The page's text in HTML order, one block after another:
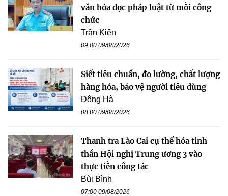
văn hóa đọc pháp luật từ mỗi công
chức
Trần Kiên
09:00 09/08/2026
Siết tiêu chuẩn, đo lường, chất lượng
hàng hóa, bảo vệ người tiêu dùng
Đông Hà
08:00 09/08/2026
Thanh tra Lào Cai cụ thể hóa tinh
thần Hội nghị Trung ương 3 vào
thực tiễn công tác
Bùi Bình
07:00 09/08/2026